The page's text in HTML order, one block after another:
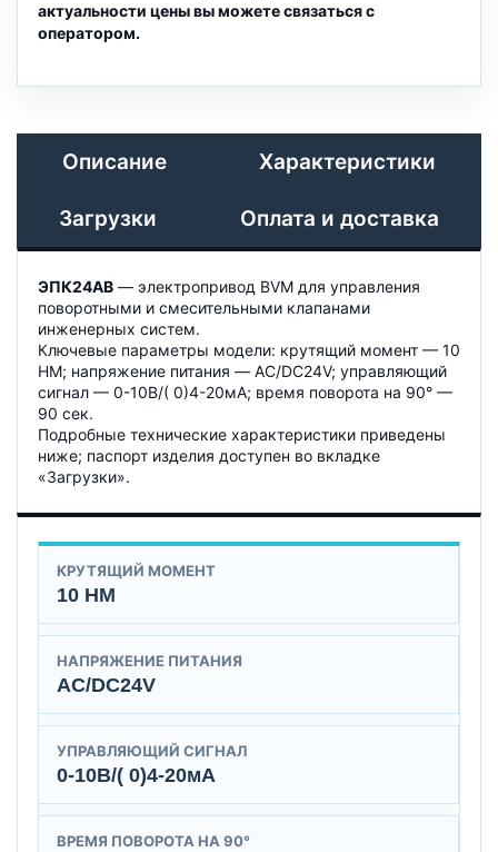
актуальности цены вы можете связаться с
оператором.
Описание Характеристики
Загрузки Оплата и доставка
ЭПК24АВ — электропривод BVM для управления
поворотными и смесительными клапанами
инженерных систем.
Ключевые параметры модели: крутящий момент — 10
НМ; напряжение питания — AC/DC24V; управляющий
сигнал — 0-10В/( 0)4-20мА; время поворота на 90° —
90 сек.
Подробные технические характеристики приведены
ниже; паспорт изделия доступен во вкладке
«Загрузки».
КРУТЯЩИЙ МОМЕНТ
10 НМ
НАПРЯЖЕНИЕ ПИТАНИЯ
AC/DC24V
УПРАВЛЯЮЩИЙ СИГНАЛ
0-10В/( 0)4-20мА
ВРЕМЯ ПОВОРОТА НА 90°